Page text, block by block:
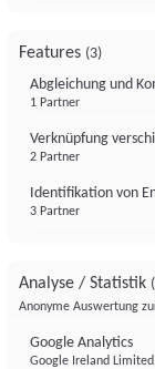
Features (3)
Abgleichung und
1 Partner
Verknüpfung
2 Partner
Identifikation von
3 Partner
Analyse / Statistik
Anonyme Auswertung
Google Analytics
Google Ireland